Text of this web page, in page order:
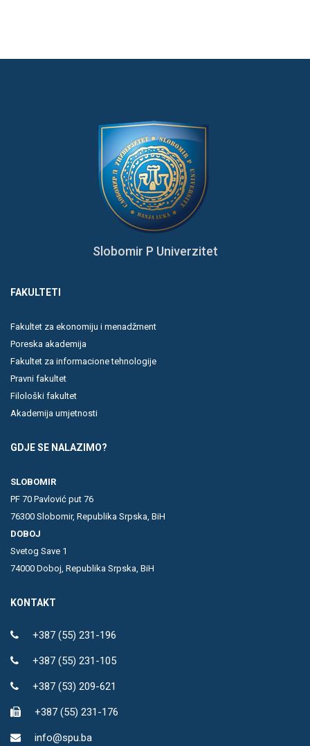
Slobomir P Univerzitet
FAKULTETI
Fakultet za ekonomiju i menadžment
Poreska akademija
Fakultet za informacione tehnologije
Pravni fakultet
Filološki fakultet
Akademija umjetnosti
GDJE SE NALAZIMO?
SLOBOMIR
PF 70 Pavlović put 76
76300 Slobomir, Republika Srpska, BiH
DOBOJ
Svetog Save 1
74000 Doboj, Republika Srpska, BiH
KONTAKT
+387 (55) 231-196
+387 (55) 231-105
+387 (53) 209-621
+387 (55) 231-176
info@spu.ba